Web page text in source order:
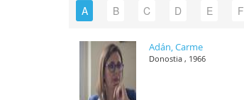
A B C D E F
Adán, Carme
Donostia , 1966